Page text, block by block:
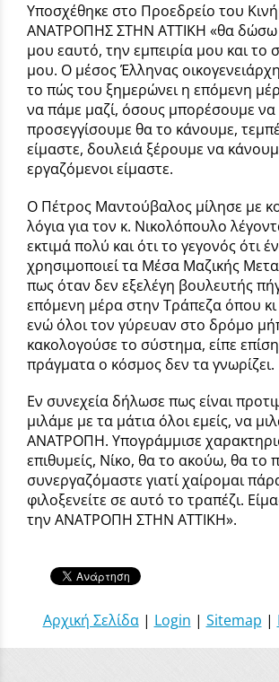
Υποσχέθηκε στο Προεδρείο του
ΑΝΑΤΡΟΠΗΣ ΣΤΗΝ ΑΤΤΙΚΗ «θα δώσω
μου εαυτό, την εμπειρία μου και το
μου. Ο μέσος Έλληνας
το πώς του ξημερώνει η επόμενη
να πάμε μαζί, όσους μπορέσουμε να
προσεγγίσουμε θα το κάνουμε,
είμαστε, δουλειά ξέρουμε να
εργαζόμενοι είμαστε.
Ο Πέτρος Μαντούβαλος μίλησε με
λόγια για τον κ. Νικολόπουλο
εκτιμά πολύ και ότι το γεγονός ότι
χρησιμοποιεί τα Μέσα Μαζικής
πως όταν δεν εξελέγη βουλευτής
επόμενη μέρα στην Τράπεζα όπου
ενώ όλοι τον γύρευαν στο δρόμο
κακολογούσε το σύστημα, είπε
πράγματα ο κόσμος δεν τα γνωρίζει.
Εν συνεχεία δήλωσε πως είναι
μιλάμε με τα μάτια όλοι εμείς, να
ΑΝΑΤΡΟΠΗ. Υπογράμμισε
επιθυμείς, Νίκο, θα το ακούω, θα το
συνεργαζόμαστε γιατί χαίρομαι
φιλοξενείτε σε αυτό το τραπέζι.
την ΑΝΑΤΡΟΠΗ ΣΤΗΝ ΑΤΤΙΚΗ».
Αρχική Σελίδα| Login | Sitemap |